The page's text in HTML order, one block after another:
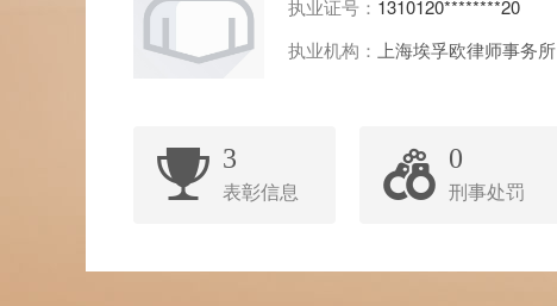
执业证号： 1310120********20
执业机构： 上海埃孚欧律师事务所
3
表彰信息
0
刑事处罚